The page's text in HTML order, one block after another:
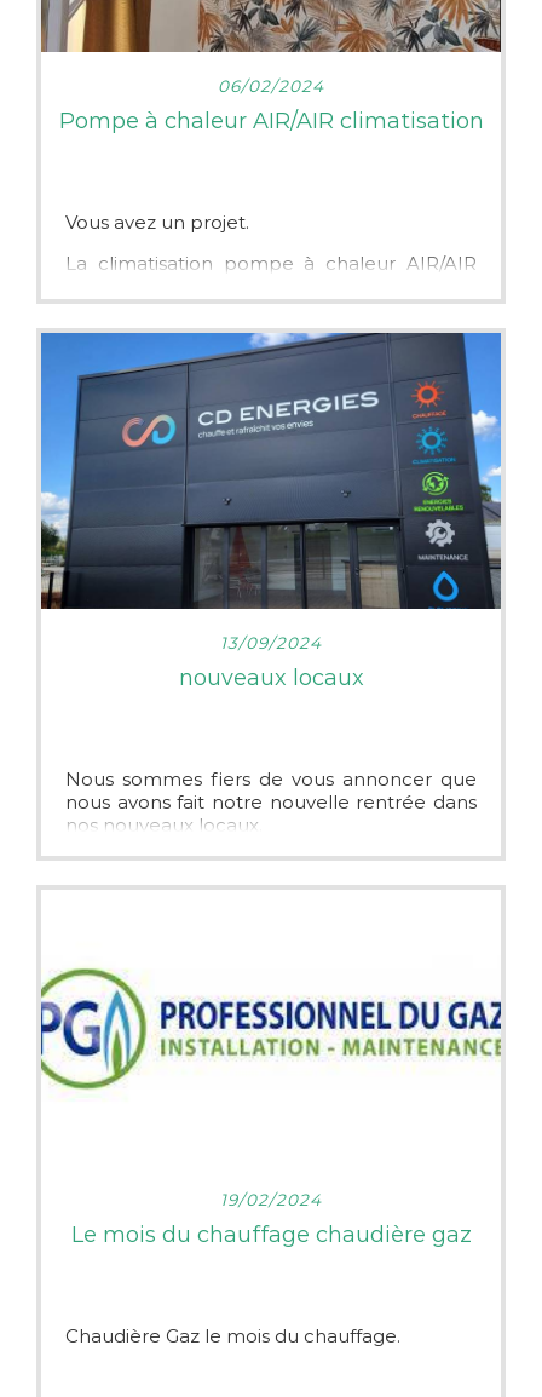
06/02/2024
Pompe à chaleur AIR/AIR climatisation
Vous avez un projet.
La climatisation pompe à chaleur AIR/AIR
environnement l’été et peut passer en
mode chauffage pendant l’hiver.
Notre entreprise est RGE.
Nos devis sont gratuits et sans engagement
n'hésite pas à nous contacter pour toute
prise de rendez-vous. Nous intervenons sur
le secteur de Précigné, Durtal, Morannes sur
Sarthe Daumeray, Solesmes, Tiercé, Angers,
La Flèche, Mire, Contigne et ses alentours !
LIRE PLUS
13/09/2024
nouveaux locaux
Nous sommes fiers de vous annoncer que
nous avons fait notre nouvelle rentrée dans
nos nouveaux locaux.
34 bis rue de la fraternité 49640
Notre secrétaire vous accueille du lundi au
jeudi de 9H00-12H00 / 13H30-17H00 et le
vendredi de 9H00-12H00 13H30-16H30 le
secrétariat sera fermé le mercredi.
Téléphone : 02.41.24.31.75
LIRE PLUS
19/02/2024
Le mois du chauffage chaudière gaz
Chaudière Gaz le mois du chauffage.
LIRE PLUS